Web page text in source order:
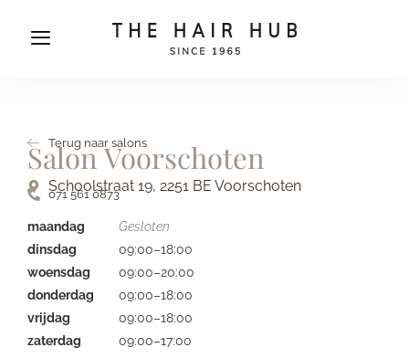
Terug naar salons
Salon Voorschoten
Schoolstraat 19, 2251 BE Voorschoten
071 561 0873
maandag
Gesloten
dinsdag
09:00–18:00
woensdag
09:00–20:00
donderdag
09:00–18:00
vrijdag
09:00–18:00
zaterdag
09:00–17:00